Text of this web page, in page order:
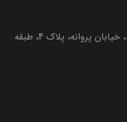
تهران، بزرگراه جلال آل احمد، خیابان پروانه، پلاک 4، طبقه